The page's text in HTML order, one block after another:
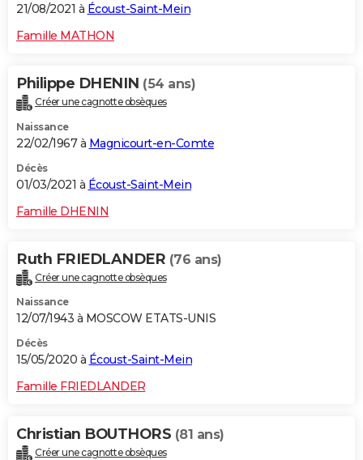
21/08/2021 à Écoust-Saint-Mein
Famille MATHON
Philippe DHENIN (54 ans)
Créer une cagnotte obsèques
Naissance
22/02/1967 à Magnicourt-en-Comte
Décès
01/03/2021 à Écoust-Saint-Mein
Famille DHENIN
Ruth FRIEDLANDER (76 ans)
Créer une cagnotte obsèques
Naissance
12/07/1943 à MOSCOW ETATS-UNIS
Décès
15/05/2020 à Écoust-Saint-Mein
Famille FRIEDLANDER
Christian BOUTHORS (81 ans)
Créer une cagnotte obsèques